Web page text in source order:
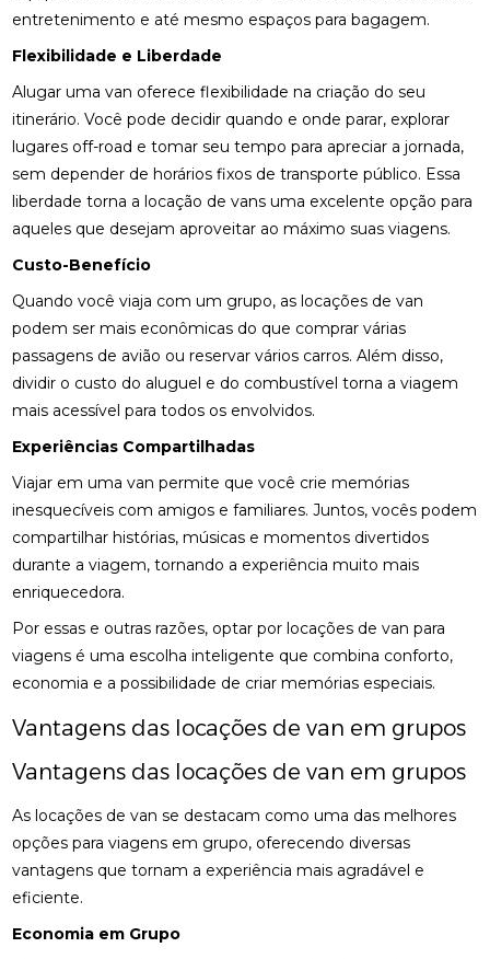
entretenimento e até mesmo espaços para bagagem.
Flexibilidade e Liberdade
Alugar uma van oferece flexibilidade na criação do seu
itinerário. Você pode decidir quando e onde parar, explorar
lugares off-road e tomar seu tempo para apreciar a jornada,
sem depender de horários fixos de transporte público. Essa
liberdade torna a locação de vans uma excelente opção para
aqueles que desejam aproveitar ao máximo suas viagens.
Custo-Benefício
Quando você viaja com um grupo, as locações de van
podem ser mais econômicas do que comprar várias
passagens de avião ou reservar vários carros. Além disso,
dividir o custo do aluguel e do combustível torna a viagem
mais acessível para todos os envolvidos.
Experiências Compartilhadas
Viajar em uma van permite que você crie memórias
inesquecíveis com amigos e familiares. Juntos, vocês podem
compartilhar histórias, músicas e momentos divertidos
durante a viagem, tornando a experiência muito mais
enriquecedora.
Por essas e outras razões, optar por locações de van para
viagens é uma escolha inteligente que combina conforto,
economia e a possibilidade de criar memórias especiais.
Vantagens das locações de van em grupos
Vantagens das locações de van em grupos
As locações de van se destacam como uma das melhores
opções para viagens em grupo, oferecendo diversas
vantagens que tornam a experiência mais agradável e
eficiente.
Economia em Grupo